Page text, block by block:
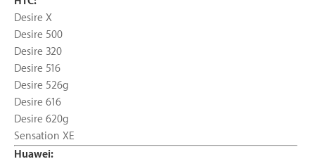
Desire X
Desire 500
Desire 320
Desire 516
Desire 526g
Desire 616
Desire 620g
Sensation XE
Huawei: